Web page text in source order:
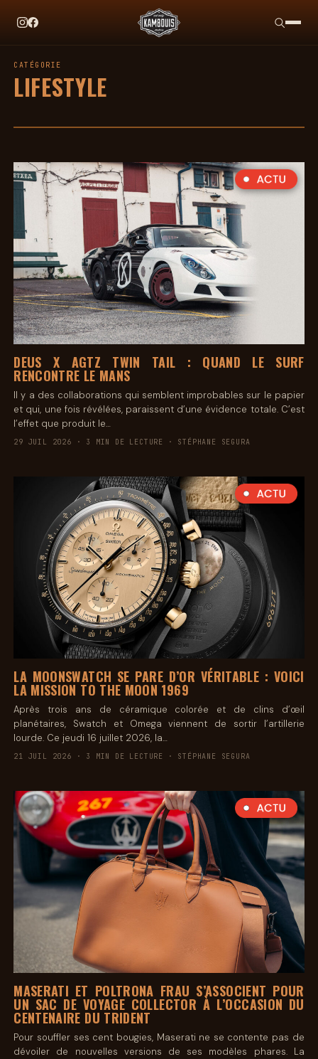
TAG HEUER X TEAM IKUZAWA : LE COME-BACK QUI
CATÉGORIE
LIFESTYLE
DEUS X AGTZ TWIN TAIL : QUAND LE SURF
RENCONTRE LE MANS
Il y a des collaborations qui semblent improbables sur le papier
et qui, une fois révélées, paraissent d’une évidence totale. C’est
l’effet que produit le…
29 JUIL 2026 · 3 MIN DE LECTURE · STÉPHANE SEGURA
LA MOONSWATCH SE PARE D’OR VÉRITABLE : VOICI
LA MISSION TO THE MOON 1969
Après trois ans de céramique colorée et de clins d’œil
planétaires, Swatch et Omega viennent de sortir l’artillerie
lourde. Ce jeudi 16 juillet 2026, la…
21 JUIL 2026 · 3 MIN DE LECTURE · STÉPHANE SEGURA
MASERATI ET POLTRONA FRAU S’ASSOCIENT POUR
UN SAC DE VOYAGE COLLECTOR À L’OCCASION DU
CENTENAIRE DU TRIDENT
Pour souffler ses cent bougies, Maserati ne se contente pas de
dévoiler de nouvelles versions de ses modèles phares. La